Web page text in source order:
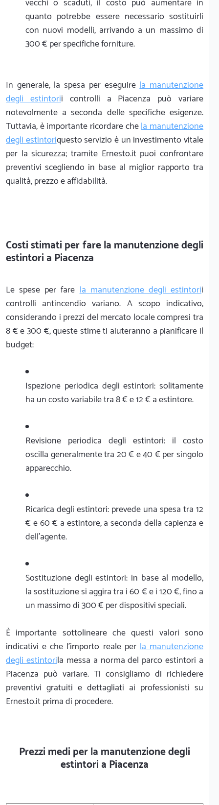
quanto potrebbe essere necessario sostituirli
con nuovi modelli, arrivando a un massimo di
300 € per specifiche forniture.
In generale, la spesa per eseguirela manutenzione
degli estintorii controlli a Piacenza può variare
notevolmente a seconda delle specifiche esigenze.
Tuttavia, è importante ricordare chela manutenzione
degli estintoriquesto servizio è un investimento vitale
per la sicurezza; tramite Ernesto.it puoi confrontare
preventivi scegliendo in base al miglior rapporto tra
qualità, prezzo e affidabilità.
Costi stimati per fare la manutenzione degli
estintori a Piacenza
Le spese per farela manutenzione degli estintorii
controlli antincendio variano. A scopo indicativo,
considerando i prezzi del mercato locale compresi tra
8 € e 300 €, queste stime ti aiuteranno a pianificare il
budget:
Ispezione periodica degli estintori: solitamente
ha un costo variabile tra 8 € e 12 € a estintore.
Revisione periodica degli estintori: il costo
oscilla generalmente tra 20 € e 40 € per singolo
apparecchio.
Ricarica degli estintori: prevede una spesa tra 12
€ e 60 € a estintore, a seconda della capienza e
dell'agente.
Sostituzione degli estintori: in base al modello,
la sostituzione si aggira tra i 60 € e i 120 €, fino a
un massimo di 300 € per dispositivi speciali.
È importante sottolineare che questi valori sono
indicativi e che l'importo reale perla manutenzione
degli estintorila messa a norma del parco estintori a
Piacenza può variare. Ti consigliamo di richiedere
preventivi gratuiti e dettagliati ai professionisti su
Ernesto.it prima di procedere.
Prezzi medi per la manutenzione degli
estintori a Piacenza